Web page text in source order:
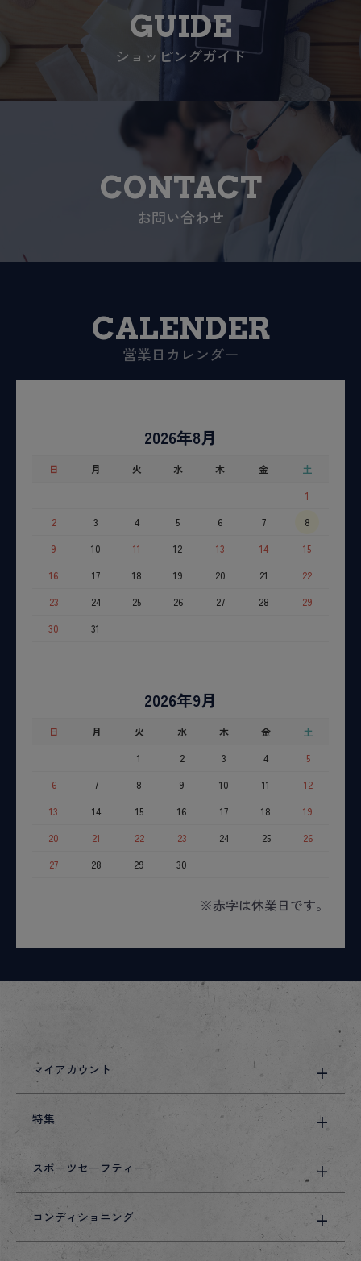
GUIDE
ショッピングガイド
CONTACT
お問い合わせ
CALENDER
営業日カレンダー
2026年8月
日 月 火 水 木 金
土
1
2
3 4 5 6 7
8
9
10 11 12 13 14
15
16
17 18 19 20 21
22
23
24 25 26 27 28
29
30
31
2026年9月
日 月 火 水 木 金
土
1
2 3 4
5
6
7 8 9 10 11
12
13
14 15 16 17 18
19
20
21 22 23 24 25
26
27
28 29 30
※赤字は休業日です。
マイアカウント
特集
スポーツセーフティー
コンディショニング